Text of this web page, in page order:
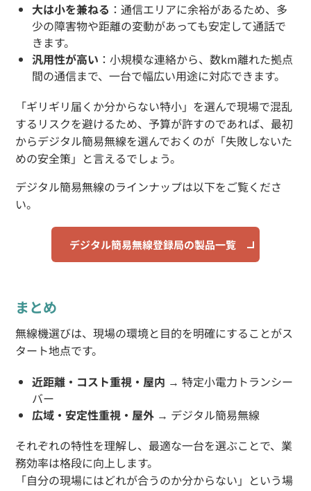
大は小を兼ねる ：通信エリアに余裕があるため、多
少の障害物や距離の変動があっても安定して通話で
きます。
汎用性が高い ：小規模な連絡から、数km離れた拠点
間の通信まで、一台で幅広い用途に対応できます。
「ギリギリ届くか分からない特小」を選んで現場で混乱
するリスクを避けるため、予算が許すのであれば、最初
からデジタル簡易無線を選んでおくのが「失敗しないた
めの安全策」と言えるでしょう。
デジタル簡易無線のラインナップは以下をご覧くださ
い。
デジタル簡易無線登録局の製品一覧
まとめ
無線機選びは、現場の環境と目的を明確にすることがス
タート地点です。
近距離・コスト重視・屋内 → 特定小電力トランシー
バー
広域・安定性重視・屋外 → デジタル簡易無線
それぞれの特性を理解し、最適な一台を選ぶことで、業
務効率は格段に向上します。
「自分の現場にはどれが合うのか分からない」という場